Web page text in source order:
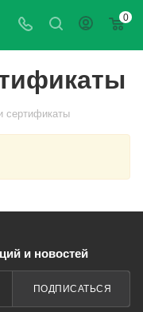
0
сертификаты
и новостей
ПОДПИСАТЬСЯ